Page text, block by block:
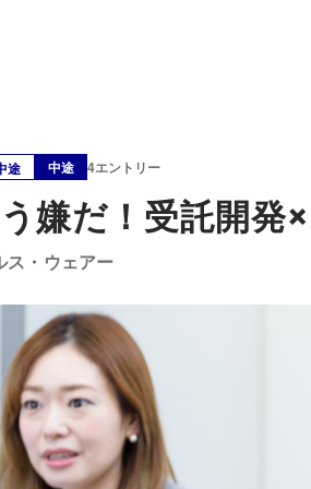
途 中途 4エントリー
嫌だ！受託開
ス・ウェアー